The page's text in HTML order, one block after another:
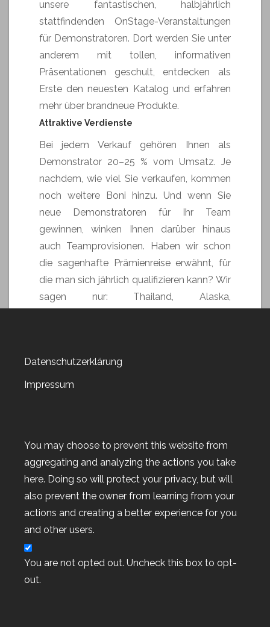
unsere fantastischen, halbjährlich
stattfindenden OnStage-Veranstaltungen
für Demonstratoren. Dort werden Sie unter
anderem mit tollen, informativen
Präsentationen geschult, entdecken als
Erste den neuesten Katalog und erfahren
mehr über brandneue Produkte.
Attraktive Verdienste
Bei jedem Verkauf gehören Ihnen als
Demonstrator 20–25 % vom Umsatz. Je
nachdem, wie viel Sie verkaufen, kommen
noch weitere Boni hinzu. Und wenn Sie
neue Demonstratoren für Ihr Team
gewinnen, winken Ihnen darüber hinaus
auch Teamprovisionen. Haben wir schon
die sagenhafte Prämienreise erwähnt, für
die man sich jährlich qualifizieren kann? Wir
sagen nur: Thailand, Alaska,
zum Beruf zu machen? Dann nur zu: Mit
Produkten im Wert von 175 € / £ 130 bietet
Ihnen Ihr persönliches Starterset für nur 129
€ / £ 99; einen echten Mehrwert – und wir
legen noch Geschäftsmaterialien und den
Starterset ankommt!) Also worauf warten?
Datenschutzerklärung
Impressum
You may choose to prevent this website from
aggregating and analyzing the actions you take
here. Doing so will protect your privacy, but will
also prevent the owner from learning from your
actions and creating a better experience for you
and other users.
You are not opted out. Uncheck this box to opt-
out.